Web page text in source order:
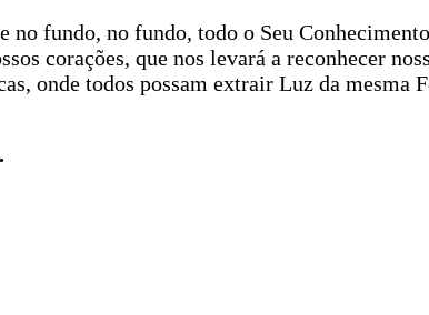
fundo, no fundo, todo o Seu
corações, que nos levará a reconhecer
onde todos possam extrair Luz da mesma